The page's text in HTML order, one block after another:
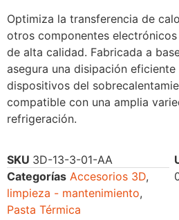
Optimiza la transferencia de
otros componentes
de alta calidad. Fabricada a
asegura una disipación
dispositivos del
compatible con una amplia
refrigeración.
SKU 3D-13-3-01-AA
Categorías Accesorios 3D,
limpieza - mantenimiento,
Pasta Térmica